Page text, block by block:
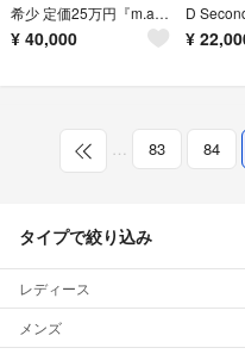
希少 定価25万円『m.a＋』ショールカラーウールジャケット エムエークロス
¥ 40,000 ¥
… 83 84
タイプで絞り込み
レディース
メンズ